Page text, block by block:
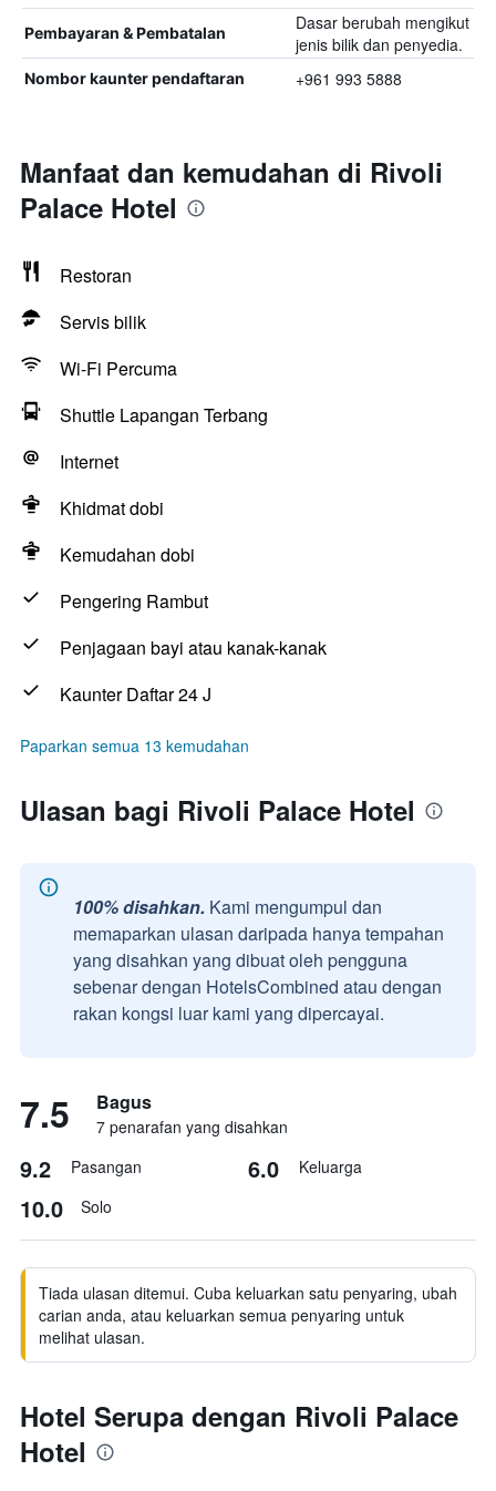
Pembayaran & Pembatalan
Dasar berubah mengikut
jenis bilik dan penyedia.
Nombor kaunter pendaftaran +961 993 5888
Manfaat dan kemudahan di Rivoli
Palace Hotel
Restoran
Servis bilik
Wi-Fi Percuma
Shuttle Lapangan Terbang
Internet
Khidmat dobi
Kemudahan dobi
Pengering Rambut
Penjagaan bayi atau kanak-kanak
Kaunter Daftar 24 J
Paparkan semua 13 kemudahan
Ulasan bagi Rivoli Palace Hotel
100% disahkan. Kami mengumpul dan
memaparkan ulasan daripada hanya tempahan
yang disahkan yang dibuat oleh pengguna
sebenar dengan HotelsCombined atau dengan
rakan kongsi luar kami yang dipercayai.
7.5 Bagus
7 penarafan yang disahkan
9.2 Pasangan 6.0 Keluarga
10.0 Solo
Tiada ulasan ditemui. Cuba keluarkan satu penyaring, ubah
carian anda, atau keluarkan semua penyaring untuk
melihat ulasan.
Hotel Serupa dengan Rivoli Palace
Hotel